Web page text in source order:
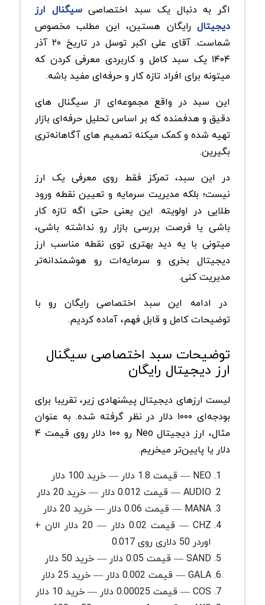
اگر به دنبال یک سبد اختصاصیسیگنال ارز
دیجیتال رایگان هستین، این مطلب مخصوص
شماست. آقای علی اکبر توسل در تاریخ ۲۰ آذر
۱۴۰۴ یک سبد کامل و کاربردی معرفی کردن که
میتونه برای افراد تازه کار و حرفه‌ای مفید باشه.
این سبد در واقع مجموعه‌ای از سیگنال های
دقیق و هدفمنده که بر اساس تحلیل حرفه‌ای بازار
تهیه شده و کمک میکنه تصمیم های آگاهانه‌تری
بگیرین.
در این سبد، تمرکز فقط روی معرفی یک ارز
نیست؛ بلکه مدیریت سرمایه و تعیین نقطه ورود
طلایی در اولویته. این یعنی حتی اگه تازه کار
باشی یا فرصت بررسی بازار رو نداشته باشی،
میتونی با یه دید بهتری توی نقطه مناسب ارز
دیجیتال بخری و سرمایه‌ات رو هوشمندانه‌تر
مدیریت کنی.
در ادامه این سبد اختصاصی رایگان رو با
توضیحات کامل و قابل فهم، آماده کردیم.
توضیحات سبد اختصاصی سیگنال
ارز دیجیتال رایگان
لیست ارزهای دیجیتال پیشنهادی زیر، تقریبا برای
بودجه‌ای ۱۰۰۰ دلار در نظر گرفته شده. به عنوان
مثال، ارز دیجیتال Neo رو ۱۰۰ دلار روی قیمت ۴
دلار یا پایین‌تر میخریم.
NEO — قیمت 1.8 دلار — خرید 100 دلار
AUDIO — قیمت 0.012 دلار — خرید 20 دلار
MANA — قیمت 0.06 دلار — خرید 20 دلار
CHZ — قیمت 0.02 دلار — 20 دلار الان +
اوردر 50 دلاری روی 0.017
SAND — قیمت 0.05 دلار — خرید 50 دلار
GALA — قیمت 0.002 دلار — خرید 25 دلار
COS — قیمت 0.00025 دلار — خرید 10 دلار